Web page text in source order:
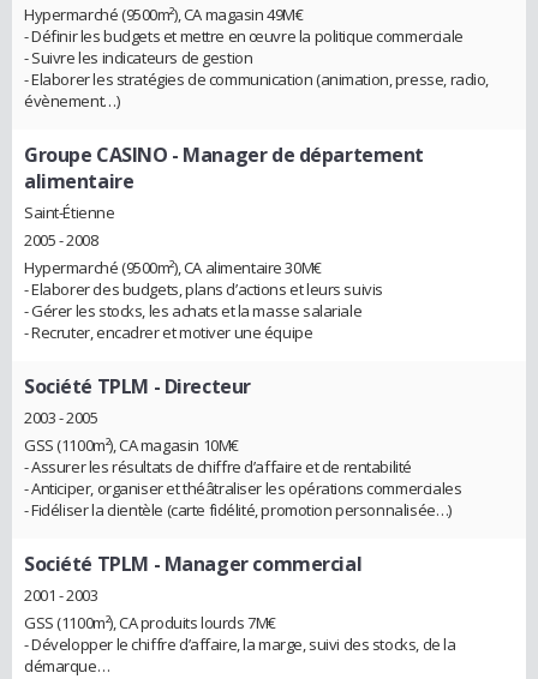
Hypermarché (9500m²), CA magasin 49M€
- Définir les budgets et mettre en œuvre la politique commerciale
- Suivre les indicateurs de gestion
- Elaborer les stratégies de communication (animation, presse, radio,
évènement…)
Groupe CASINO - Manager de département
alimentaire
Saint-Étienne
2005 - 2008
Hypermarché (9500m²), CA alimentaire 30M€
- Elaborer des budgets, plans d’actions et leurs suivis
- Gérer les stocks, les achats et la masse salariale
- Recruter, encadrer et motiver une équipe
Société TPLM - Directeur
2003 - 2005
GSS (1100m²), CA magasin 10M€
- Assurer les résultats de chiffre d’affaire et de rentabilité
- Anticiper, organiser et théâtraliser les opérations commerciales
- Fidéliser la clientèle (carte fidélité, promotion personnalisée…)
Société TPLM - Manager commercial
2001 - 2003
GSS (1100m²), CA produits lourds 7M€
- Développer le chiffre d’affaire, la marge, suivi des stocks, de la
démarque…